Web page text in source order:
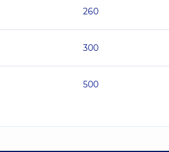
260
300
500